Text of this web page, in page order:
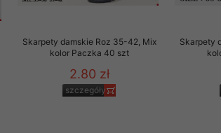
Skarpety damskie Roz 35-42, Mix
kolor Paczka 40 szt
2.80 zł
szczegóły
Skarpety